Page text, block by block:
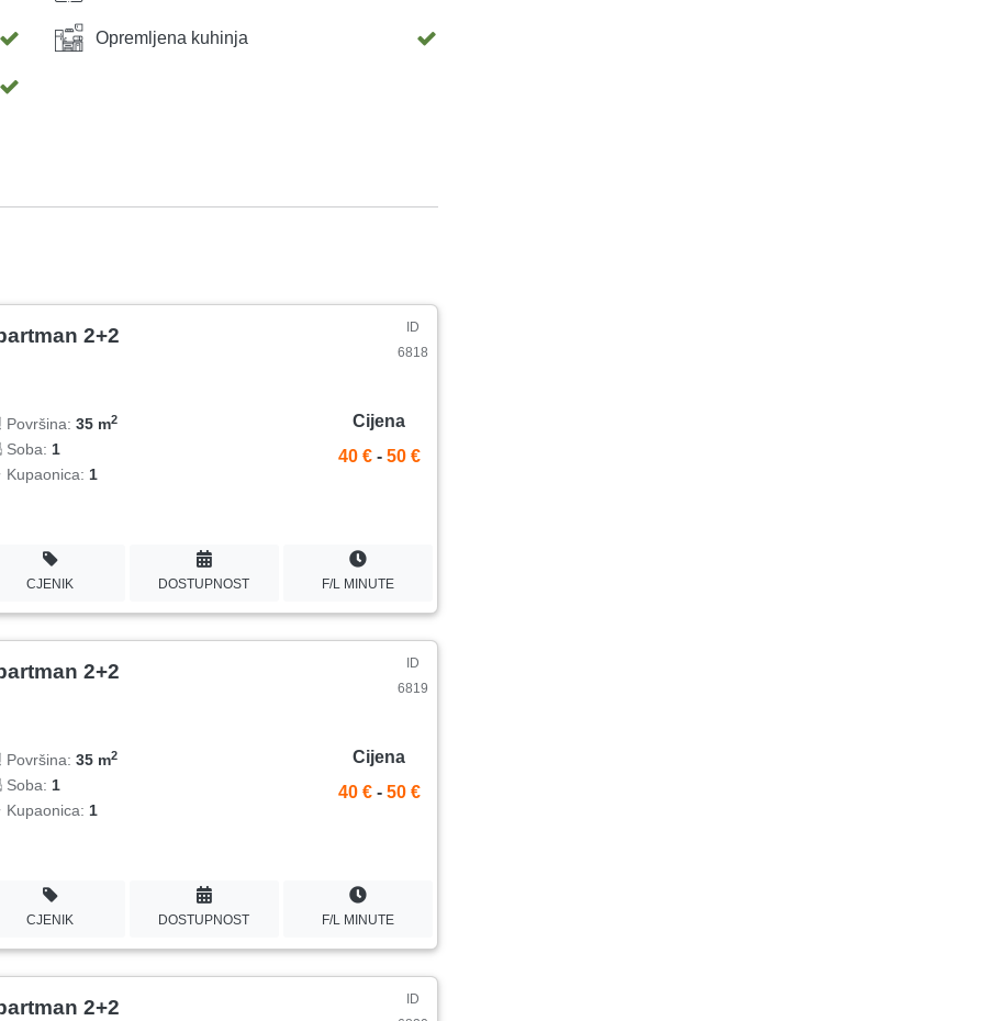
Opremljena kuhinja
2+2
ID
6818
Površina:35 m2
Soba:1
Kupaonica:1
Cijena
40 € - 50 €
CJENIK DOSTUPNOST F/L MINUTE
2+2
ID
6819
Površina:35 m2
Soba:1
Kupaonica:1
Cijena
40 € - 50 €
CJENIK DOSTUPNOST F/L MINUTE
2+2
ID